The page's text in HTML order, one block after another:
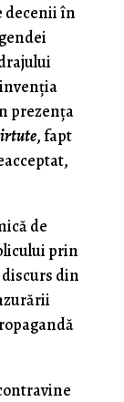
decenii în
prezenţa
, fapt
de
prin
din